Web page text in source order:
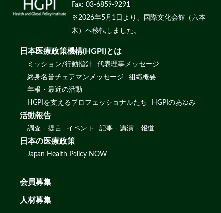
Fax: 03-6859-9291
※2026年5月1日より、国際文化会館（六本
木）へ移転しました。
日本医療政策機構(HGPI)とは
ミッション/行動指針
代表理事メッセージ
終身名誉チェアマンメッセージ
組織概要
年報・最近の活動
HGPIを支えるプロフェッショナルたち
HGPIのあゆみ
活動報告
調査・提言 イベント 記事・講演・報道
日本の医療政策
Japan Health Policy NOW
会員募集
人材募集